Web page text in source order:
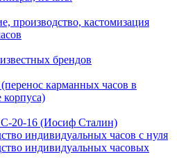
производство, кастомизация
брендов
карманных часов в
20-16 (Иосиф Сталин)
индивидуальных часов с нуля
индивидуальных часовых